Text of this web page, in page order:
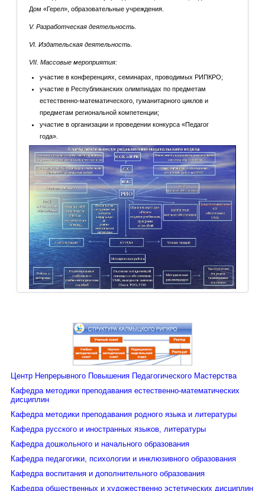
Дом «Герел», образовательные учреждения.
V. Разработческая деятельность.
VI. Издательская деятельность.
VII. Массовые мероприятия:
участие в конференциях, семинарах, проводимых РИПКРО;
участие в Республиканских олимпиадах по предметам
естественно-математического, гуманитарного циклов и
предметам региональной компетенции;
участие в организации и проведении конкурса «Педагог
года».
Центр Непрерывного Повышения Педагогического Мастерства
Кафедра методики преподавания естественно-математических
дисциплин
Кафедра методики преподавания родного языка и литературы
Кафедра русского и иностранных языков, литературы
Кафедра дошкольного и начального образования
Кафедра педагогики, психологии и инклюзивного образования
Кафедра воспитания и дополнительного образования
Кафедра общественных и художественно эстетических дисциплин